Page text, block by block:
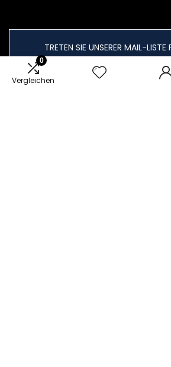
0
Vergleichen
TRETEN SIE UNSERER MAIL-LISTE
Bietet an